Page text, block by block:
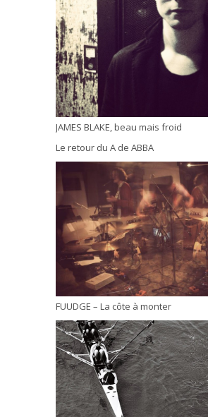
JAMES BLAKE, beau mais froid
Le retour du A de ABBA
FUUDGE – La côte à monter